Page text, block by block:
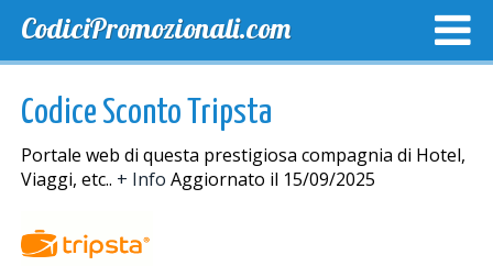
CodiciPromozionali.com
Codice Sconto Tripsta
Portale web di questa prestigiosa compagnia di Hotel,
Viaggi, etc.. + Info Aggiornato il 15/09/2025